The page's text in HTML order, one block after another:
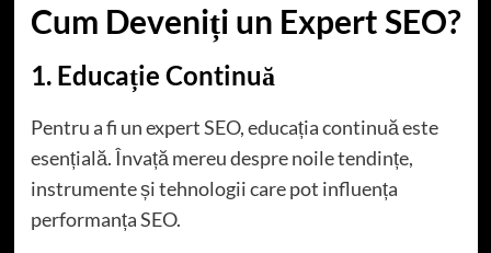
Cum Deveniți un Expert SEO?
1. Educație Continuă
Pentru a fi un expert SEO, educația continuă este
esențială. Învață mereu despre noile tendințe,
instrumente și tehnologii care pot influența
performanța SEO.